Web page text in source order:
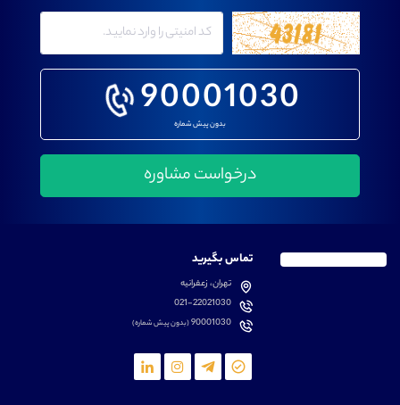
90001030
بدون پیش شماره
تماس بگیرید
تهران، زعفرانیه
021-22021030
90001030(بدون پیش شماره)